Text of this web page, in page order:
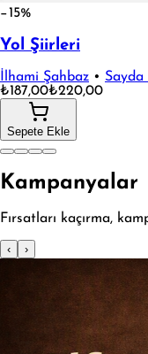
−15%
Yol Şiirleri
İlhami Şahbaz • Sayda
₺187,00₺220,00
Sepete Ekle
Kampanyalar
Fırsatları kaçırma,
‹ ›